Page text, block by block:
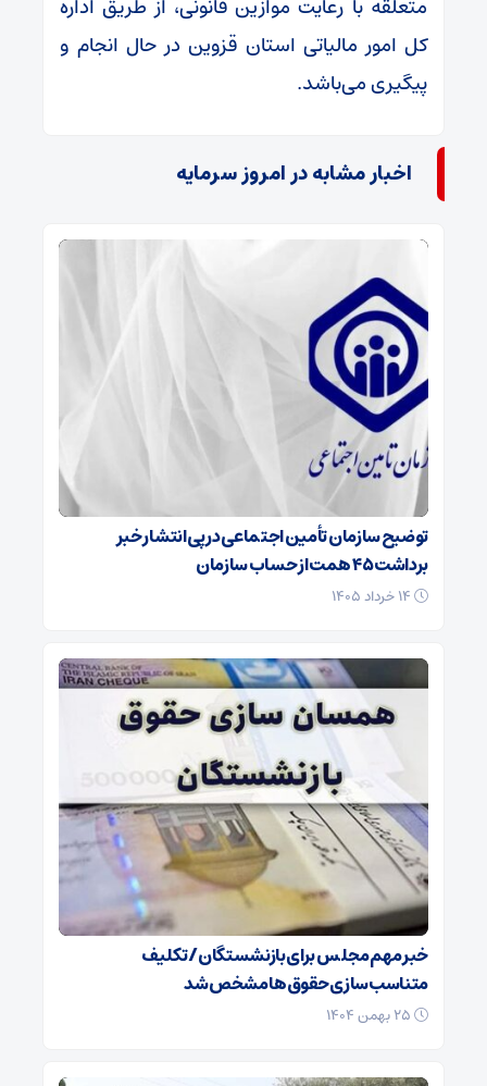
متعلقه با رعایت موازین قانونی، از طریق اداره
کل امور مالیاتی استان قزوین در حال انجام و
پیگیری می‌باشد.
اخبار مشابه در امروز سرمایه
توضیح سازمان تأمین اجتماعی در پی انتشار خبر
برداشت ۴۵ همت از حساب سازمان
خبر مهم مجلس برای بازنشستگان/ تکلیف
متناسب‌سازی حقوق‌ها مشخص شد